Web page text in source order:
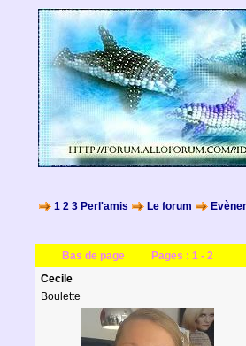
1 2 3 Perl'amis Le forum
Bas de page Pages : 1- 2
Cecile
Boulette